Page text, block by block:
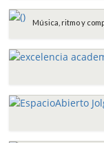
Música, ritmo y